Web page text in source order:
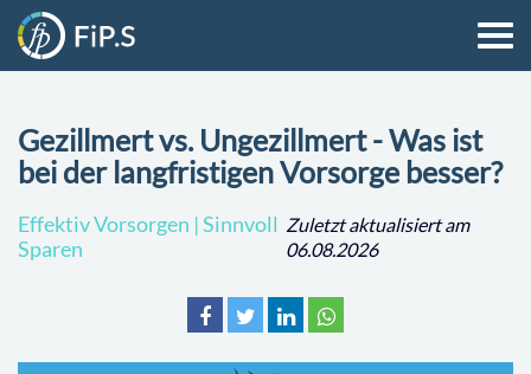
Gezillmert vs. Ungezillmert - Was ist
bei der langfristigen Vorsorge besser?
Effektiv Vorsorgen | Sinnvoll
Sparen
Zuletzt aktualisiert am
06.08.2026